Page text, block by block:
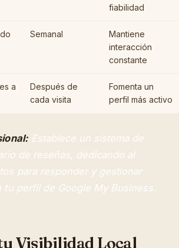
fiabilidad
Semanal
Mantiene
interacción
constante
a
Después de
cada visita
Fomenta un
perfil más activo
Establece un sistema de
de reseñas, dedicando al
para responder y gestionar
tu perfil de Google My Business.
Visibilidad Local